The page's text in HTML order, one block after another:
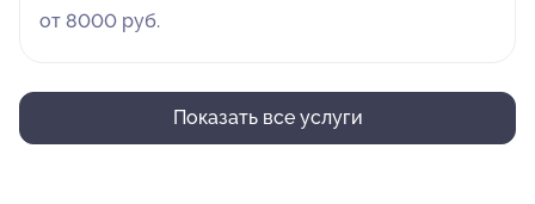
от 8000 руб.
Показать все услуги